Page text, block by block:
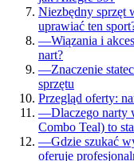
Niezbędny sprzęt
uprawiać ten
—Wiązania i
nart?
—Znaczenie
sprzętu
Przegląd oferty:
—Dlaczego narty
Combo Teal) to
—Gdzie szukać
oferuje